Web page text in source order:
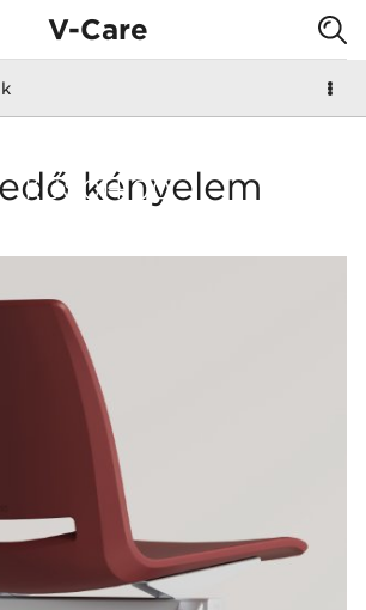
V-Care
kényelem